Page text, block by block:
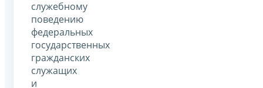
служебному
поведению
федеральных
государственных
гражданских
служащих
и